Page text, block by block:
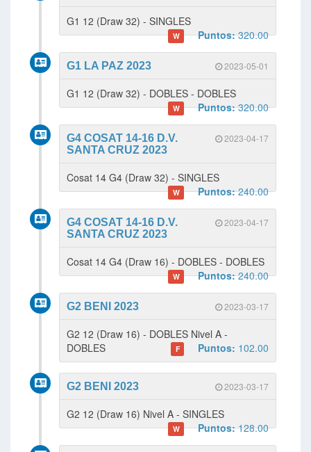
G1 12 (Draw 32) - SINGLES
W Puntos:320.00
2023-05-01
G1 LA PAZ 2023
G1 12 (Draw 32) - DOBLES - DOBLES
W Puntos:320.00
2023-04-17
G4 COSAT 14-16 D.V.
SANTA CRUZ 2023
Cosat 14 G4 (Draw 32) - SINGLES
W Puntos:240.00
2023-04-17
G4 COSAT 14-16 D.V.
SANTA CRUZ 2023
Cosat 14 G4 (Draw 16) - DOBLES - DOBLES
W Puntos:240.00
2023-03-17
G2 BENI 2023
G2 12 (Draw 16) - DOBLES Nivel A -
DOBLES
F Puntos: 102.00
2023-03-17
G2 BENI 2023
G2 12 (Draw 16) Nivel A - SINGLES
W Puntos:128.00